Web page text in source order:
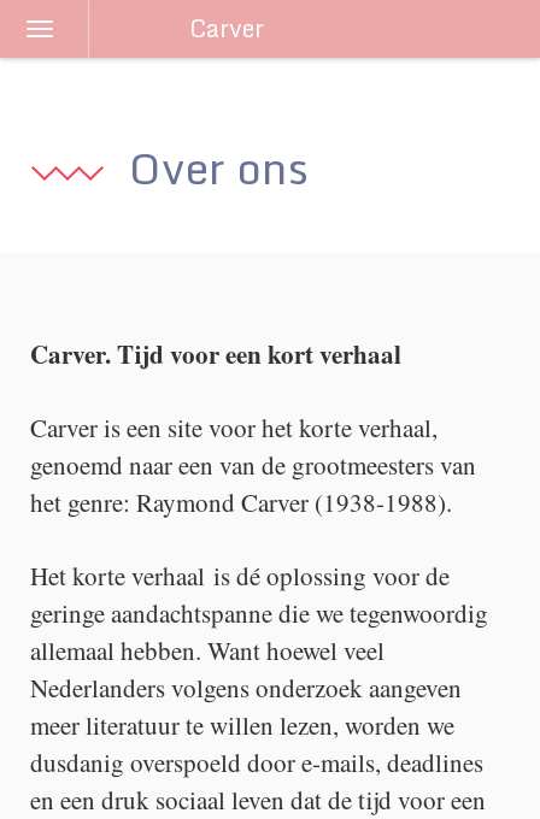
Schakel
Carver
Over ons
Carver. Tijd voor een kort verhaal
Carver is een site voor het korte verhaal,
genoemd naar een van de grootmeesters van
het genre: Raymond Carver (1938-1988).
Het korte verhaal is dé oplossing voor de
geringe aandachtspanne die we tegenwoordig
allemaal hebben. Want hoewel veel
Nederlanders volgens onderzoek aangeven
meer literatuur te willen lezen, worden we
dusdanig overspoeld door e-mails, deadlines
en een druk sociaal leven dat de tijd voor een